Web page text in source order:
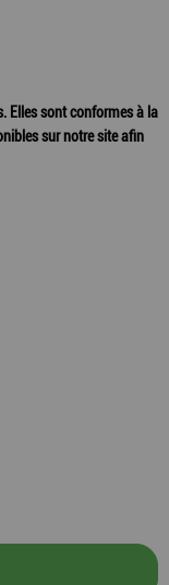
Elles sont conformes à la
sur notre site afin